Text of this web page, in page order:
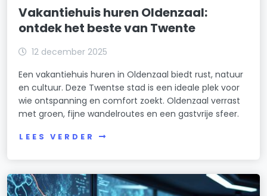
Vakantiehuis huren Oldenzaal:
ontdek het beste van Twente
12 december 2025
Een vakantiehuis huren in Oldenzaal biedt rust, natuur
en cultuur. Deze Twentse stad is een ideale plek voor
wie ontspanning en comfort zoekt. Oldenzaal verrast
met groen, fijne wandelroutes en een gastvrije sfeer.
LEES VERDER